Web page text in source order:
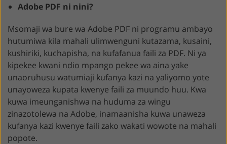
Adobe PDF ni nini?
Msomaji wa bure wa Adobe PDF ni programu ambayo
hutumiwa kila mahali ulimwenguni kutazama, kusaini,
kushiriki, kuchapisha, na kufafanua faili za PDF. Ni ya
kipekee kwani ndio mpango pekee wa aina yake
unaoruhusu watumiaji kufanya kazi na yaliyomo yote
unayoweza kupata kwenye faili za muundo huu. Kwa
kuwa imeunganishwa na huduma za wingu
zinazotolewa na Adobe, inamaanisha kuwa unaweza
kufanya kazi kwenye faili zako wakati wowote na mahali
popote.